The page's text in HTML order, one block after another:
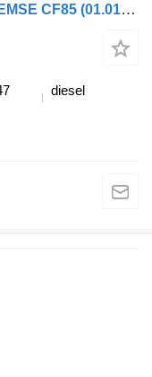
Regulator de aer DAF, KNORR-BREMSE CF85 (01.01-) ZB4708 pentru cap tractor DAF LF45, LF55, LF180, CF65, CF75, CF85 (2001-)
diesel